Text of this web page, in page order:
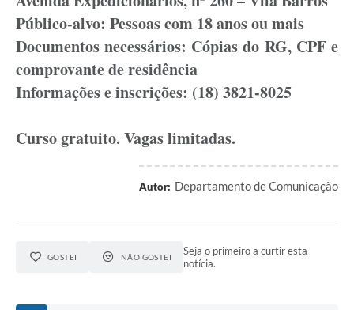
Público-alvo: Pessoas com 18 anos ou mais
Documentos necessários: Cópias do RG, CPF e
comprovante de residência
Informações e inscrições: (18) 3821-8025
Curso gratuito. Vagas limitadas.
Autor: Departamento de Comunicação
GOSTEI NÃO GOSTEI
Seja o primeiro a curtir esta
notícia.